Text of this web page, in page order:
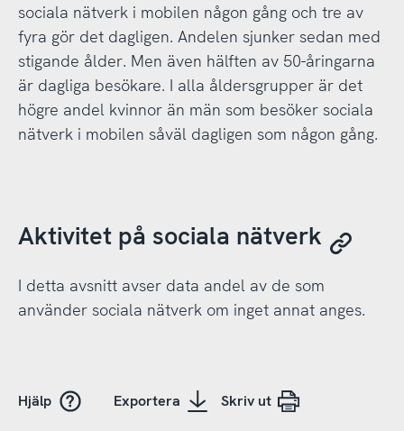
sociala nätverk i mobilen någon gång och tre av
fyra gör det dagligen. Andelen sjunker sedan med
stigande ålder. Men även hälften av 50-åringarna
är dagliga besökare. I alla åldersgrupper är det
högre andel kvinnor än män som besöker sociala
nätverk i mobilen såväl dagligen som någon gång.
Aktivitet på sociala nätverk
I detta avsnitt avser data andel av de som
använder sociala nätverk om inget annat anges.
Hjälp Exportera Skriv ut